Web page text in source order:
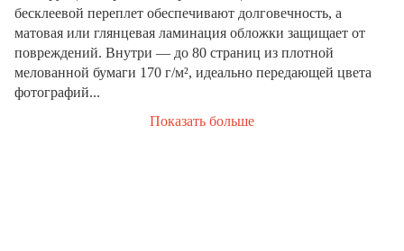
бесклеевой переплет обеспечивают долговечность, а
матовая или глянцевая ламинация обложки защищает от
повреждений. Внутри — до 80 страниц из плотной
мелованной бумаги 170 г/м², идеально передающей цвета
фотографий...
Показать больше